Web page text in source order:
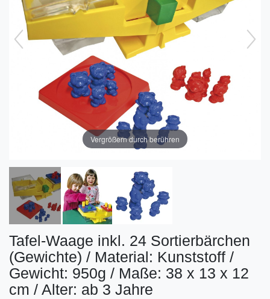
Vergrößern durch berühren
Tafel-Waage inkl. 24 Sortierbärchen
(Gewichte) / Material: Kunststoff /
Gewicht: 950g / Maße: 38 x 13 x 12
cm / Alter: ab 3 Jahre